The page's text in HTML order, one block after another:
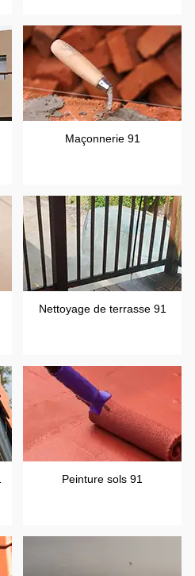
Maçonnerie 91
Nettoyage de terrasse 91
Peinture sols 91